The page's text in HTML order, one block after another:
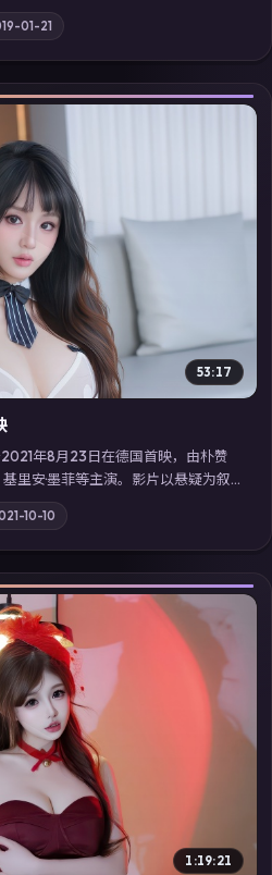
打破；摄影与配乐强化地域气质；
高清电视剧在线看」延展检索同类
剧体验。
01-21
▶
53:17
年8月23日在德国首映，由朴赞
里安·墨菲等主演。影片以悬疑为叙
实验事故后逐渐模糊；摄影与配乐
「国产免费观看高清电视剧在线
，畅享高清在线追剧体验。
10-10
▶
1:19:21